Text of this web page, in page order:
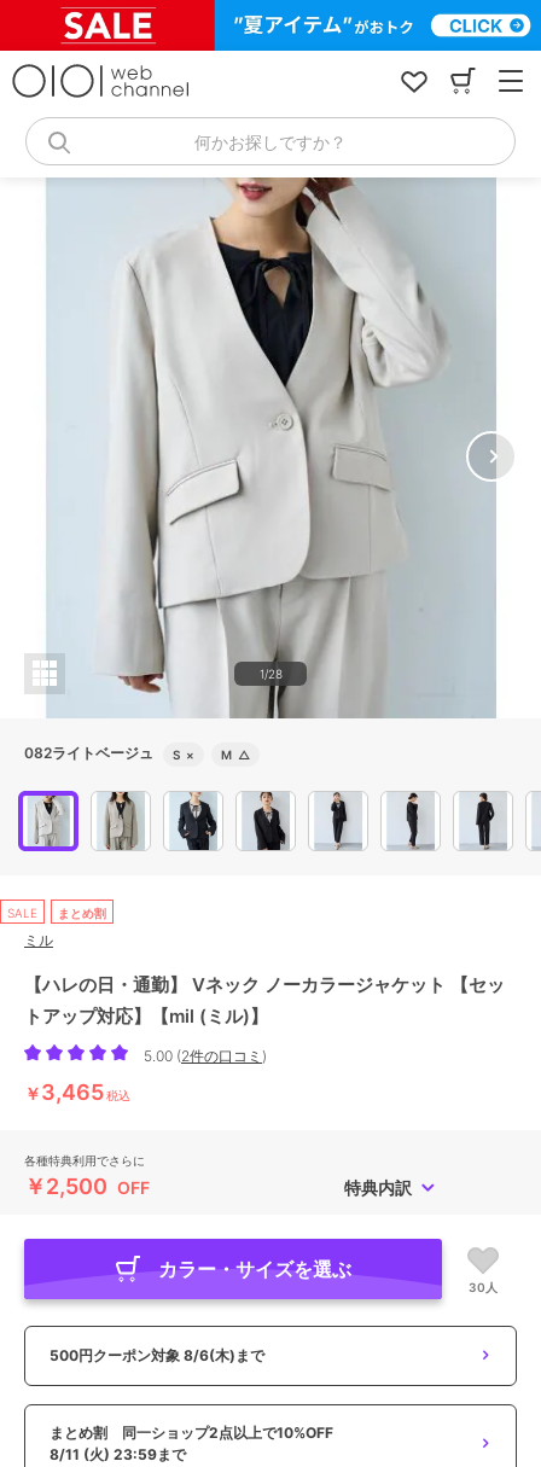
何かお探しですか？
1/28
082ライトベージュ S × M △
SALE まとめ割
ミル
【ハレの日・通勤】 Vネック ノーカラージャケット 【セッ
トアップ対応】【mil (ミル)】
5.00 (2件の口コミ )
￥3,465税込
各種特典利用でさらに
￥2,500 OFF 特典内訳
カラー・サイズを選ぶ
30人
500円クーポン対象 8/6(木)まで
まとめ割 同一ショップ2点以上で10%OFF
8/11 (火) 23:59まで